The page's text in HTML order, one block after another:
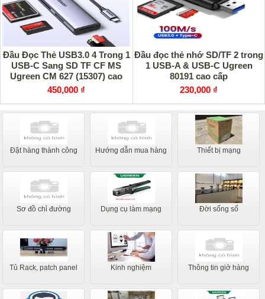
Đầu Đọc Thẻ USB3.0 4 Trong 1
USB-C Sang SD TF CF MS
Ugreen CM 627 (15307) cao
cấp
450,000 ₫
Đầu đọc thẻ nhớ SD/TF 2 trong
1 USB-A & USB-C Ugreen
80191 cao cấp
230,000 ₫
Đặt hàng thành công Hướng dẫn mua hàng Thiết bị mạng
Sơ đồ chỉ đường Dụng cụ làm mạng Đời sống số
Tủ Rack, patch panel Kinh nghiệm Thông tin giở hàng